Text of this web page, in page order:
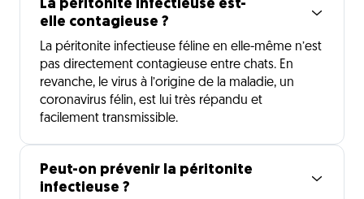
La péritonite infectieuse est-
elle contagieuse ?
La péritonite infectieuse féline en elle-même n’est
pas directement contagieuse entre chats. En
revanche, le virus à l’origine de la maladie, un
coronavirus félin, est lui très répandu et
facilement transmissible.
Peut-on prévenir la péritonite
infectieuse ?